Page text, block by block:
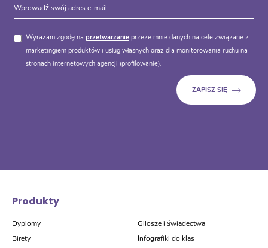
Wyrażam zgodę na przetwarzanie przeze mnie danych na cele związane z
marketingiem produktów i usług własnych oraz dla monitorowania ruchu na
stronach internetowych agencji (profilowanie).
Produkty
Dyplomy
Birety
Gilosze i świadectwa
Infografiki do klas